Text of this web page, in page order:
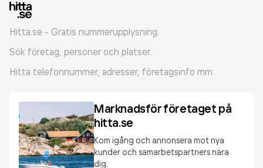
Hitta.se - Gratis nummerupplysning.
Sök företag, personer och platser.
Hitta telefonnummer, adresser, företagsinfo mm.
Marknadsför företaget på
hitta.se
Kom igång och annonsera mot nya
kunder och samarbetspartners nära
dig.